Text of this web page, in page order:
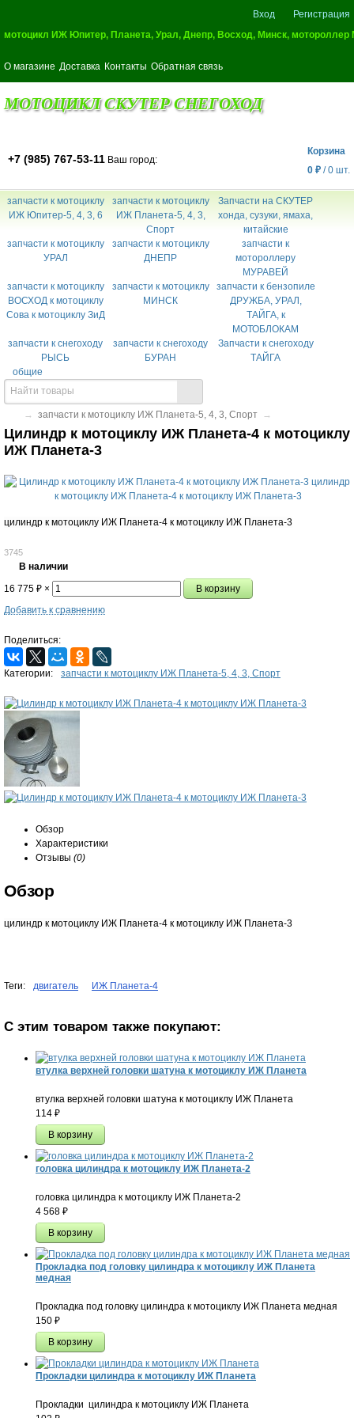
Вход
Регистрация
мотоцикл ИЖ Юпитер, Планета, Урал, Днепр, Восход, Минск,
О магазине Доставка Контакты Обратная связь
МОТОЦИКЛ СКУТЕР СНЕГОХОД
+7 (985) 767-53-11 Ваш город:
Корзина
0 ₽ /0 шт.
запчасти к мотоциклу
ИЖ Юпитер-5, 4, 3, 6
запчасти к мотоциклу
ИЖ Планета-5, 4, 3,
Спорт
Запчасти на СКУТЕР
хонда, сузуки, ямаха,
китайские
запчасти к мотоциклу
УРАЛ
запчасти к мотоциклу
ДНЕПР
запчасти к
мотороллеру
МУРАВЕЙ
запчасти к мотоциклу
ВОСХОД к мотоциклу
Сова к мотоциклу ЗиД
запчасти к мотоциклу
МИНСК
запчасти к бензопиле
ДРУЖБА, УРАЛ,
ТАЙГА, к
МОТОБЛОКАМ
запчасти к снегоходу
РЫСЬ
запчасти к снегоходу
БУРАН
Запчасти к снегоходу
ТАЙГА
общие
→ запчасти к мотоциклу ИЖ Планета-5, 4, 3, Спорт →
Цилиндр к мотоциклу ИЖ Планета-4 к мотоциклу
ИЖ Планета-3
цилиндр к мотоциклу ИЖ Планета-4 к мотоциклу ИЖ Планета-3
3745
В наличии
16 775 ₽ ×
Добавить к сравнению
Поделиться:
Категории: запчасти к мотоциклу ИЖ Планета-5, 4, 3, Спорт
Обзор
Характеристики
Отзывы (0)
Обзор
цилиндр к мотоциклу ИЖ Планета-4 к мотоциклу ИЖ Планета-3
Теги: двигатель ИЖ Планета-4
С этим товаром также покупают:
втулка верхней головки шатуна к мотоциклу ИЖ Планета
втулка верхней головки шатуна к мотоциклу ИЖ Планета
114 ₽
головка цилиндра к мотоциклу ИЖ Планета-2
головка цилиндра к мотоциклу ИЖ Планета-2
4 568 ₽
Прокладка под головку цилиндра к мотоциклу ИЖ Планета
медная
Прокладка под головку цилиндра к мотоциклу ИЖ Планета медная
150 ₽
Прокладки цилиндра к мотоциклу ИЖ Планета
Прокладки цилиндра к мотоциклу ИЖ Планета